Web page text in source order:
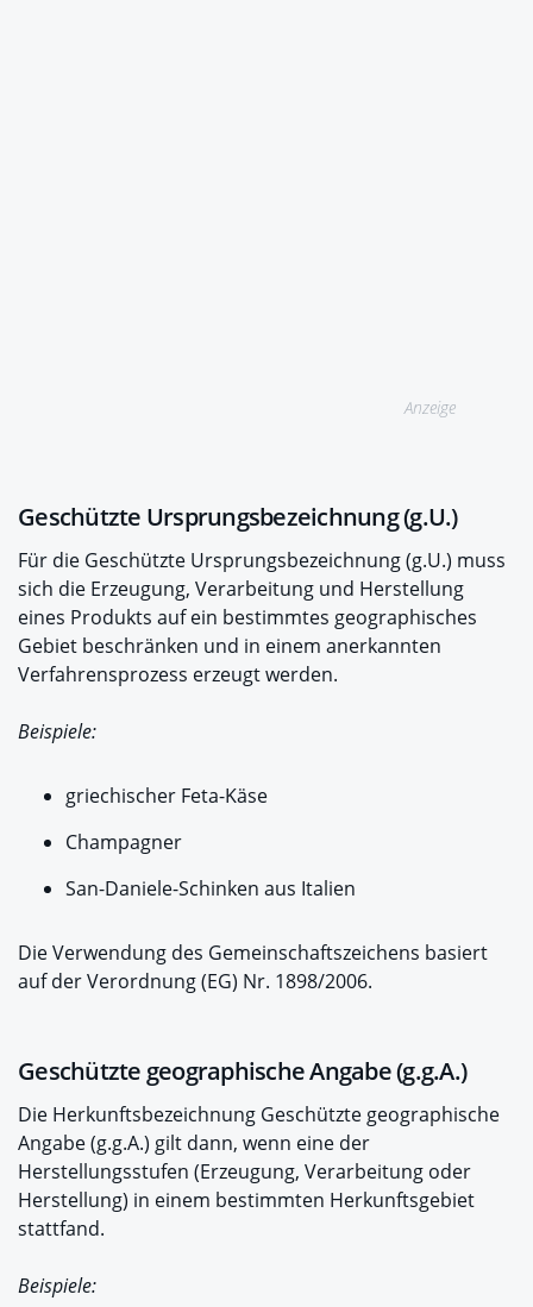
Anzeige
Geschützte Ursprungsbezeichnung (g.U.)
Für die Geschützte Ursprungsbezeichnung (g.U.) muss
sich die Erzeugung, Verarbeitung und Herstellung
eines Produkts auf ein bestimmtes geographisches
Gebiet beschränken und in einem anerkannten
Verfahrensprozess erzeugt werden.
Beispiele:
griechischer Feta-Käse
Champagner
San-Daniele-Schinken aus Italien
Die Verwendung des Gemeinschaftszeichens basiert
auf der Verordnung (EG) Nr. 1898/2006.
Geschützte geographische Angabe (g.g.A.)
Die Herkunftsbezeichnung Geschützte geographische
Angabe (g.g.A.) gilt dann, wenn eine der
Herstellungsstufen (Erzeugung, Verarbeitung oder
Herstellung) in einem bestimmten Herkunftsgebiet
stattfand.
Beispiele: